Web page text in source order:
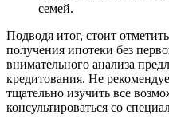
семей.
Подводя итог, стоит
получения ипотеки без
внимательного анализа
кредитования. Не
тщательно изучить все
консультироваться со